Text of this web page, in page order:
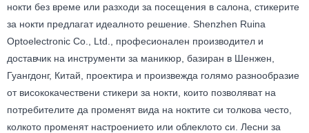
нокти без време или разходи за посещения в салона, стикерите
за нокти предлагат идеалното решение. Shenzhen Ruina
Optoelectronic Co., Ltd., професионален производител и
доставчик на инструменти за маникюр, базиран в Шенжен,
Гуангдонг, Китай, проектира и произвежда голямо разнообразие
от висококачествени стикери за нокти, които позволяват на
потребителите да променят вида на ноктите си толкова често,
колкото променят настроението или облеклото си. Лесни за